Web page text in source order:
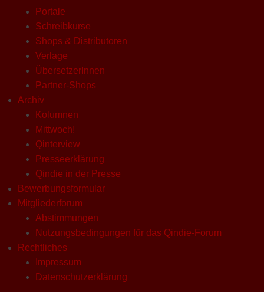
Portale
Schreibkurse
Shops & Distributoren
Verlage
ÜbersetzerInnen
Partner-Shops
Archiv
Kolumnen
Mittwoch!
Qinterview
Presseerklärung
Qindie in der Presse
Bewerbungsformular
Mitgliederforum
Abstimmungen
Nutzungsbedingungen für das Qindie-Forum
Rechtliches
Impressum
Datenschutzerklärung